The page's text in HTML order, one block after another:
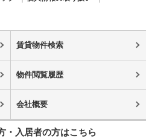
賃貸物件検索
物件閲覧履歴
会社概要
・入居者の方はこちら